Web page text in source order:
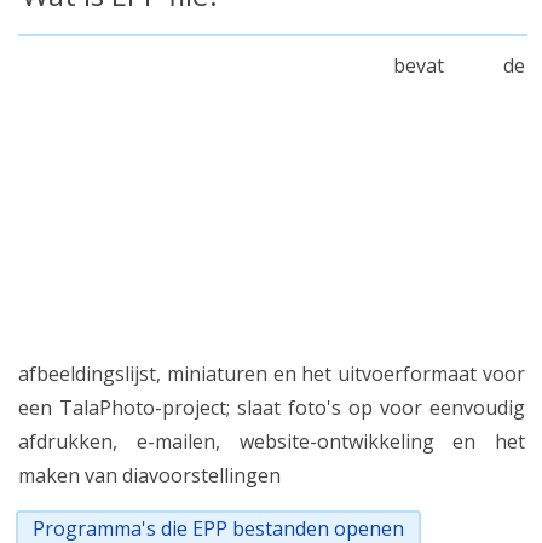
bevat de
afbeeldingslijst, miniaturen en het uitvoerformaat voor
een TalaPhoto-project; slaat foto's op voor eenvoudig
afdrukken, e-mailen, website-ontwikkeling en het
maken van diavoorstellingen
Programma's die EPP bestanden openen